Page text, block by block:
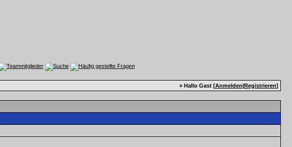
» Hallo Gast [Anmelden|Registrieren]